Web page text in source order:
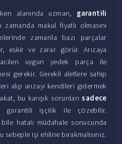
alanında uzman, garantili
zamanda makul fiyatlı olmasını
zamanla bazı parçalar
eskir ve zarar görür. Arızaya
uygun yedek parça ile
gerekir. Gerekli aletlere sahip
alıp arızayı kendileri gidermek
bu karışık sorunlarısadece
garantili işçilik ile çözebilir.
hatalı müdahale sonucunda
işi ehline bırakmalısınız.